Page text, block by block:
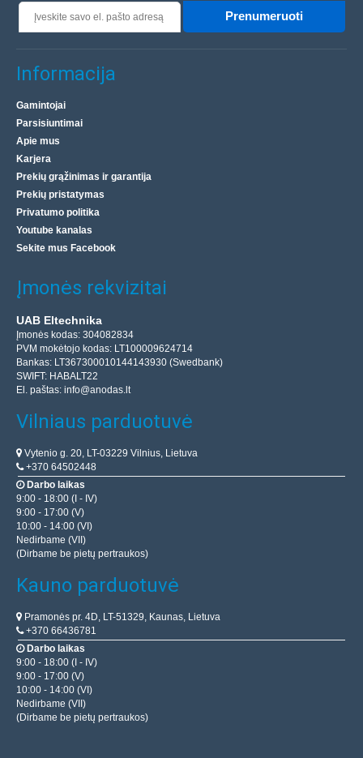
Prenumeruoti
Informacija
Gamintojai
Parsisiuntimai
Apie mus
Karjera
Prekių grąžinimas ir garantija
Prekių pristatymas
Privatumo politika
Youtube kanalas
Sekite mus Facebook
Įmonės rekvizitai
UAB Eltechnika
Įmonės kodas: 304082834
PVM mokėtojo kodas: LT100009624714
Bankas: LT367300010144143930 (Swedbank)
SWIFT: HABALT22
El. paštas: info@anodas.lt
Vilniaus parduotuvė
Vytenio g. 20, LT-03229 Vilnius, Lietuva
+370 64502448
Darbo laikas
9:00 - 18:00 (I - IV)
9:00 - 17:00 (V)
10:00 - 14:00 (VI)
Nedirbame (VII)
(Dirbame be pietų pertraukos)
Kauno parduotuvė
Pramonės pr. 4D, LT-51329, Kaunas, Lietuva
+370 66436781
Darbo laikas
9:00 - 18:00 (I - IV)
9:00 - 17:00 (V)
10:00 - 14:00 (VI)
Nedirbame (VII)
(Dirbame be pietų pertraukos)